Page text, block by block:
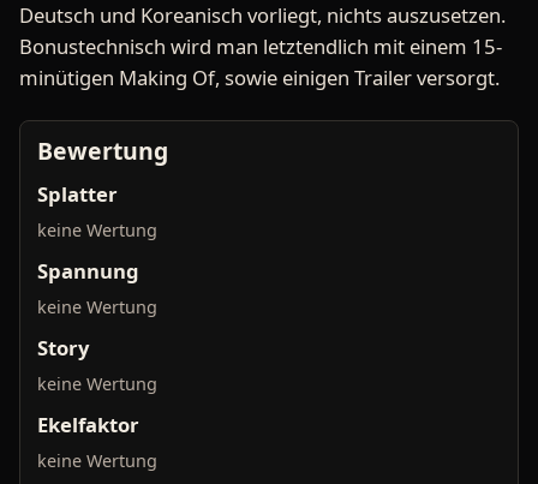
Deutsch und Koreanisch vorliegt, nichts auszusetzen.
Bonustechnisch wird man letztendlich mit einem 15-
minütigen Making Of, sowie einigen Trailer versorgt.
Bewertung
Splatter
keine Wertung
Spannung
keine Wertung
Story
keine Wertung
Ekelfaktor
keine Wertung